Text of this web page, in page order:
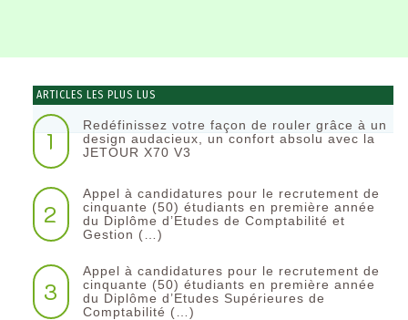
ARTICLES LES PLUS LUS
1
Redéfinissez votre façon de rouler grâce à un
design audacieux, un confort absolu avec la
JETOUR X70 V3
2
Appel à candidatures pour le recrutement de
cinquante (50) étudiants en première année
du Diplôme d’Etudes de Comptabilité et
Gestion (…)
3
Appel à candidatures pour le recrutement de
cinquante (50) étudiants en première année
du Diplôme d’Etudes Supérieures de
Comptabilité (…)